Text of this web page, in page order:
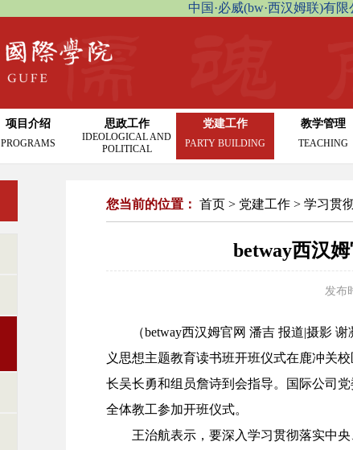
中国·必威(bw·西汉姆联)有限
项目介绍
PROGRAMS
思政工作
IDEOLOGICAL AND
POLITICAL
党建工作
PARTY BUILDING
教学管理
TEACHING
您当前的位置： 首页 > 党建工作 > 学习贯
betway西汉
发布
（betway西汉姆官网 潘吉 报道|摄影 谢
义思想主题教育读书班开班仪式在鹿冲关
长吴长勇和组员詹诗到会指导。国际公司
全体教工参加开班仪式。
王治航表示，要深入学习贯彻落实中